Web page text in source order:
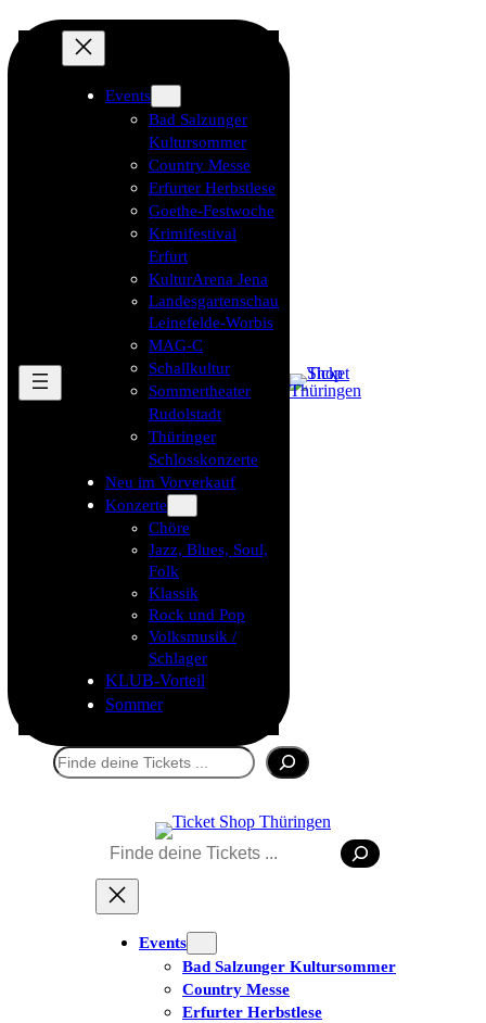
Events
Bad Salzunger
Kultursommer
Country Messe
Erfurter Herbstlese
Goethe-Festwoche
Krimifestival
Erfurt
KulturArena Jena
Landesgartenschau
Leinefelde-Worbis
MAG-C
Schallkultur
Sommertheater
Rudolstadt
Thüringer
Schlosskonzerte
Neu im Vorverkauf
Konzerte
Chöre
Jazz, Blues, Soul,
Folk
Klassik
Rock und Pop
Volksmusik /
Schlager
KLUB-Vorteil
Sommer
Suchen
Suchen
Events
Bad Salzunger Kultursommer
Country Messe
Erfurter Herbstlese
Tickets kaufen